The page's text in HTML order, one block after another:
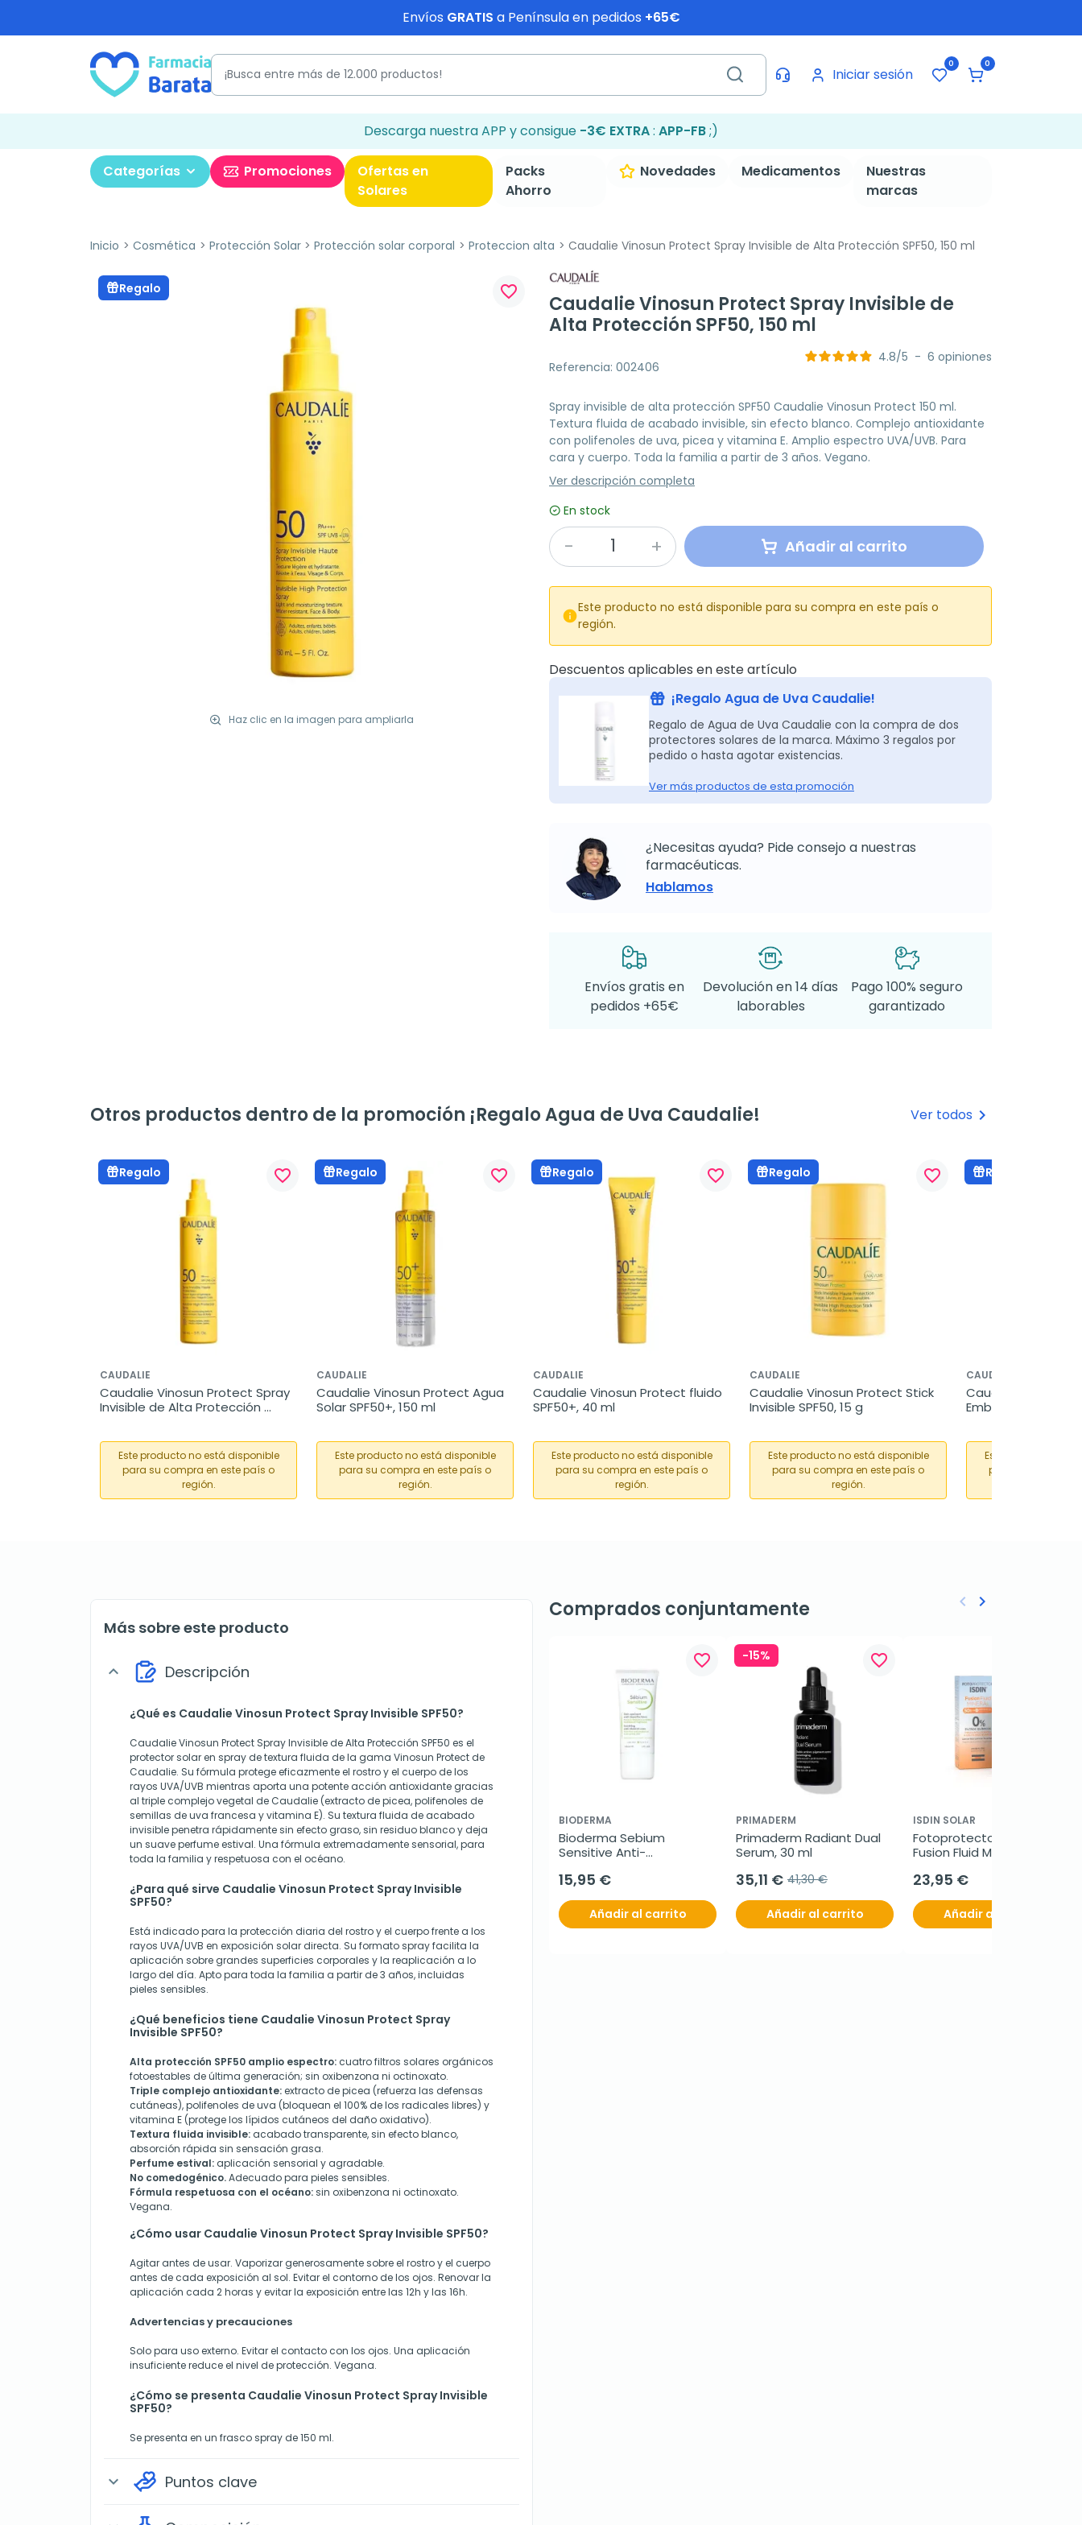
Envíos GRATIS a Península en pedidos +65€
Iniciar sesión
0 0
Descarga nuestra APP y consigue -3€ EXTRA: APP-FB;)
Categorías Promociones
Ofertas en
Solares
Packs
Ahorro
Novedades Medicamentos
Nuestras
marcas
Inicio Cosmética Protección Solar Protección solar corporal Proteccion alta Caudalie Vinosun Protect Spray Invisible de Alta Protección SPF50, 150 ml
Regalo
Haz clic en la imagen para ampliarla
favorite_border
Caudalie Vinosun Protect Spray Invisible de
Alta Protección SPF50, 150 ml
Referencia: 002406
4.8/5 - 6 opiniones
Spray invisible de alta protección SPF50 Caudalie Vinosun Protect 150 ml.
Textura fluida de acabado invisible, sin efecto blanco. Complejo antioxidante
con polifenoles de uva, picea y vitamina E. Amplio espectro UVA/UVB. Para
cara y cuerpo. Toda la familia a partir de 3 años. Vegano.
Ver descripción completa
En stock
Añadir al carrito

Este producto no está disponible para su compra en este país o
región.
Descuentos aplicables en este artículo
¡Regalo Agua de Uva Caudalie!
Regalo de Agua de Uva Caudalie con la compra de dos
protectores solares de la marca. Máximo 3 regalos por
pedido o hasta agotar existencias.
Ver más productos de esta promoción
¿Necesitas ayuda? Pide consejo a nuestras
farmacéuticas.
Hablamos
Envíos gratis en
pedidos +65€
Devolución en 14 días
laborables
Pago 100% seguro
garantizado
Otros productos dentro de la promoción ¡Regalo Agua de Uva Caudalie! Ver todos keyboard_arrow_right
Regalo favorite_border
CAUDALIE
Caudalie Vinosun Protect Spray
Invisible de Alta Protección
Este producto no está disponible
para su compra en este país o
región.
Regalo favorite_border
CAUDALIE
Caudalie Vinosun Protect Agua
Solar SPF50+, 150 ml
Este producto no está disponible
para su compra en este país o
región.
Regalo favorite_border
CAUDALIE
Caudalie Vinosun Protect fluido
SPF50+, 40 ml
Este producto no está disponible
para su compra en este país o
región.
Regalo favorite_border
CAUDALIE
Caudalie Vinosun Protect Stick
Invisible SPF50, 15 g
Este producto no está disponible
para su compra en este país o
región.
Regalo
CAUDALIE
Caudalie Vinosun
Embellecedor
Este producto no
para su compra
Más sobre este producto
expand_more Descripción
¿Qué es Caudalie Vinosun Protect Spray Invisible SPF50?
Caudalie Vinosun Protect Spray Invisible de Alta Protección SPF50 es el
protector solar en spray de textura fluida de la gama Vinosun Protect de
Caudalie. Su fórmula protege eficazmente el rostro y el cuerpo de los
rayos UVA/UVB mientras aporta una potente acción antioxidante gracias
al triple complejo vegetal de Caudalie (extracto de picea, polifenoles de
semillas de uva francesa y vitamina E). Su textura fluida de acabado
invisible penetra rápidamente sin efecto graso, sin residuo blanco y deja
un suave perfume estival. Una fórmula extremadamente sensorial, para
toda la familia y respetuosa con el océano.
¿Para qué sirve Caudalie Vinosun Protect Spray Invisible
SPF50?
Está indicado para la protección diaria del rostro y el cuerpo frente a los
rayos UVA/UVB en exposición solar directa. Su formato spray facilita la
aplicación sobre grandes superficies corporales y la reaplicación a lo
largo del día. Apto para toda la familia a partir de 3 años, incluidas
pieles sensibles.
¿Qué beneficios tiene Caudalie Vinosun Protect Spray
Invisible SPF50?
Alta protección SPF50 amplio espectro: cuatro filtros solares orgánicos
fotoestables de última generación; sin oxibenzona ni octinoxato.
Triple complejo antioxidante:extracto de picea (refuerza las defensas
cutáneas), polifenoles de uva (bloquean el 100% de los radicales libres) y
vitamina E (protege los lípidos cutáneos del daño oxidativo).
Textura fluida invisible: acabado transparente, sin efecto blanco,
absorción rápida sin sensación grasa.
Perfume estival: aplicación sensorial y agradable.
No comedogénico.Adecuado para pieles sensibles.
Fórmula respetuosa con el océano:sin oxibenzona ni octinoxato.
Vegana.
¿Cómo usar Caudalie Vinosun Protect Spray Invisible SPF50?
Agitar antes de usar. Vaporizar generosamente sobre el rostro y el cuerpo
antes de cada exposición al sol. Evitar el contorno de los ojos. Renovar la
aplicación cada 2 horas y evitar la exposición entre las 12h y las 16h.
Advertencias y precauciones
Solo para uso externo. Evitar el contacto con los ojos. Una aplicación
insuficiente reduce el nivel de protección. Vegana.
¿Cómo se presenta Caudalie Vinosun Protect Spray Invisible
SPF50?
Se presenta en un frasco spray de 150 ml.
expand_more Puntos clave
Comprados conjuntamente
favorite_border
BIODERMA
Bioderma Sebium
Sensitive Anti-
15,95 €
Añadir al carrito
-15% favorite_border
PRIMADERM
Primaderm Radiant Dual
Serum, 30 ml
35,11 € 41,30 €
Añadir al carrito
ISDIN SOLAR
Fotoprotector Isdin
Fusion Fluid Mineral
23,95 €
Añadir al carrito
Anterior
keyboard_arrow_left Siguiente
keyboard_arrow_right